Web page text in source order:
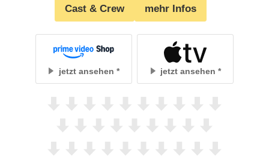
Cast & Crew mehr Infos
jetzt ansehen jetzt ansehen